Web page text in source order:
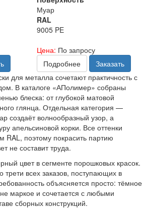
Муар
RAL
9005 PE
Цена: По запросу
Подробнее
Заказать
для металла сочетают практичность с
В каталоге «АПолимер» собраны
блеска: от глубокой матовой
глянца. Отдельная категория —
создаёт волнообразный узор, а
апельсиновой корки. Все оттенки
RAL, поэтому покрасить партию
не составит труда.
цвет в сегменте порошковых красок.
трети всех заказов, поступающих в
объясняется просто: тёмное
маркое и сочетается с любыми
сборных конструкций.